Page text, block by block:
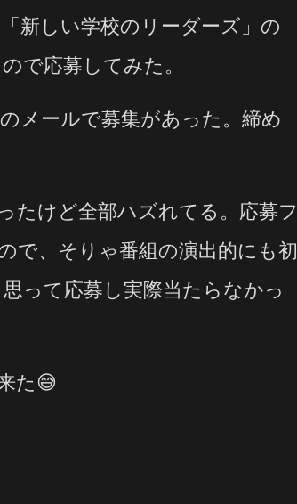
新しい学校のリーダーズ」の
で応募してみた。
メールで募集があった。締め
たけど全部ハズれてる。応募フ
で、そりゃ番組の演出的にも初
って応募し実際当たらなかっ
た😅